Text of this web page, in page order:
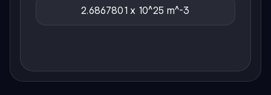
2.6867801 x 10^25 m^-3